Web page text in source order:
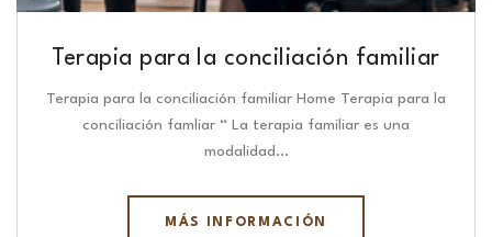
Terapia para la conciliación familiar
Terapia para la conciliación familiar Home Terapia para la
conciliación famliar “ La terapia familiar es una
modalidad…
MÁS INFORMACIÓN